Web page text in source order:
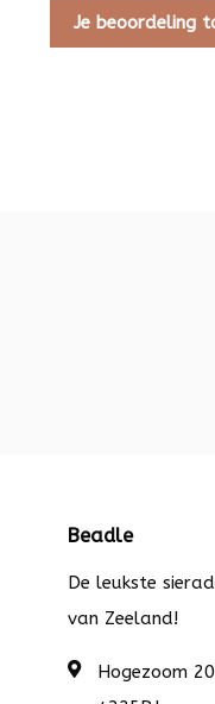
Je beoordeling
Beadle
De leukste
van Zeeland!
Hogezoom